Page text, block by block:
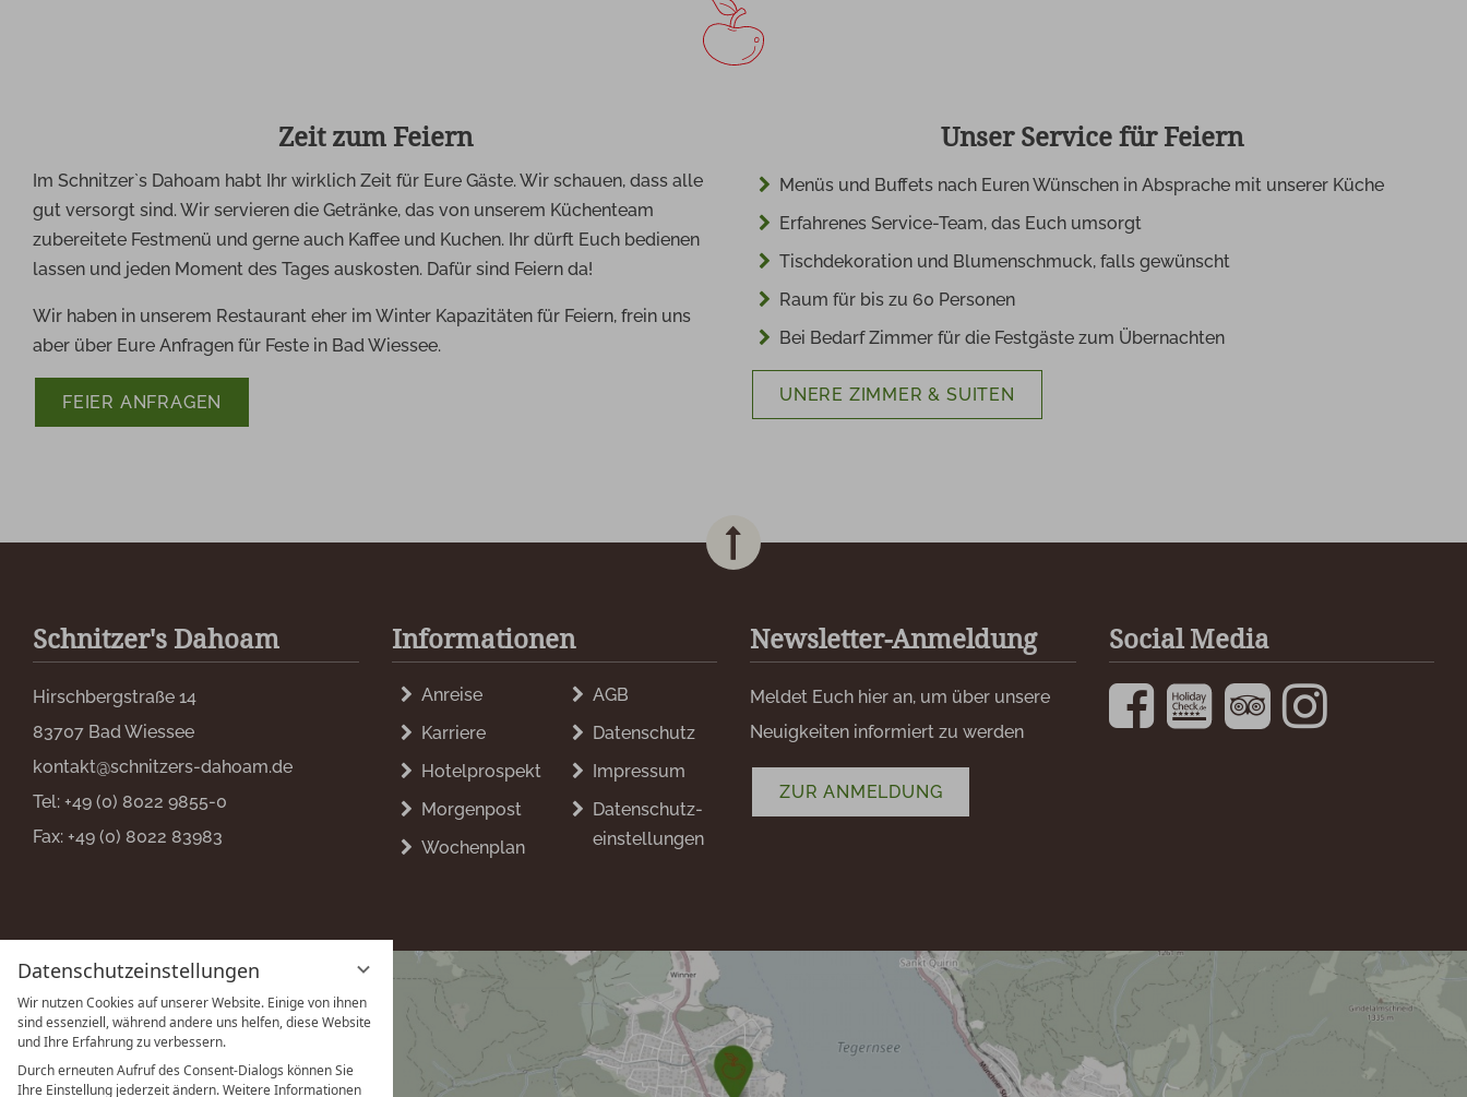
Datenschutzeinstellungen
Wir nutzen Cookies auf unserer Website. Einige von ihnen
sind essenziell, während andere uns helfen, diese Website
und Ihre Erfahrung zu verbessern.
Durch erneuten Aufruf des Consent-Dialogs können Sie
Ihre Einstellung jederzeit ändern. Weitere Informationen
Zeit zum Feiern
Im Schnitzer`s Dahoam habt Ihr wirklich Zeit für Eure Gäste. Wir schauen, dass alle
gut versorgt sind. Wir servieren die Getränke, das von unserem Küchenteam
zubereitete Festmenü und gerne auch Kaffee und Kuchen. Ihr dürft Euch bedienen
lassen und jeden Moment des Tages auskosten. Dafür sind Feiern da!
Wir haben in unserem Restaurant eher im Winter Kapazitäten für Feiern, frein uns
aber über Eure Anfragen für Feste in Bad Wiessee.
FEIER ANFRAGEN
Unser Service für Feiern
Menüs und Buffets nach Euren Wünschen in Absprache mit unserer Küche
Erfahrenes Service-Team, das Euch umsorgt
Tischdekoration und Blumenschmuck, falls gewünscht
Raum für bis zu 60 Personen
Bei Bedarf Zimmer für die Festgäste zum Übernachten
UNERE ZIMMER & SUITEN
Schnitzer's Dahoam
Hirschbergstraße 14
83707 Bad Wiessee
kontakt@schnitzers-dahoam.de
Tel: +49 (0) 8022 9855-0
Fax: +49 (0) 8022 83983
Informationen
Anreise
Karriere
Hotelprospekt
Morgenpost
Wochenplan
AGB
Datenschutz
Impressum
Datenschutz­
einstellungen
Newsletter-Anmeldung
Meldet Euch hier an, um über unsere
Neuigkeiten informiert zu werden
ZUR ANMELDUNG
Social Media